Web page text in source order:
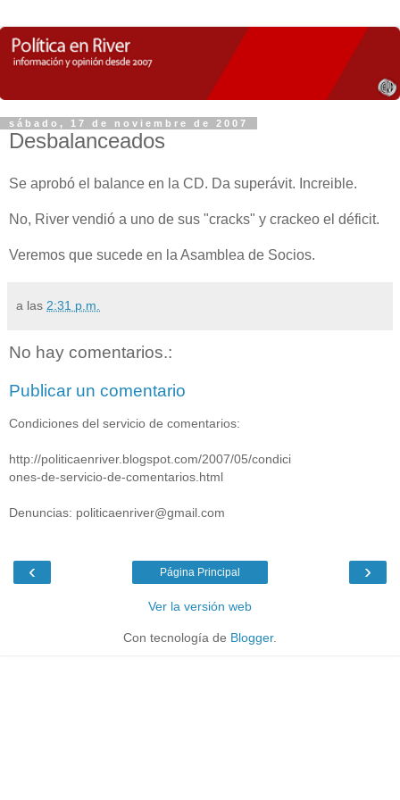
sábado, 17 de noviembre de 2007
Desbalanceados
Se aprobó el balance en la CD. Da superávit. Increible.
No, River vendió a uno de sus "cracks" y crackeo el déficit.
Veremos que sucede en la Asamblea de Socios.
a las 2:31 p.m.
No hay comentarios.:
Publicar un comentario
Condiciones del servicio de comentarios:
http://politicaenriver.blogspot.com/2007/05/condici
ones-de-servicio-de-comentarios.html
Denuncias: politicaenriver@gmail.com
‹ ›
Página Principal
Ver la versión web
Con tecnología de Blogger.